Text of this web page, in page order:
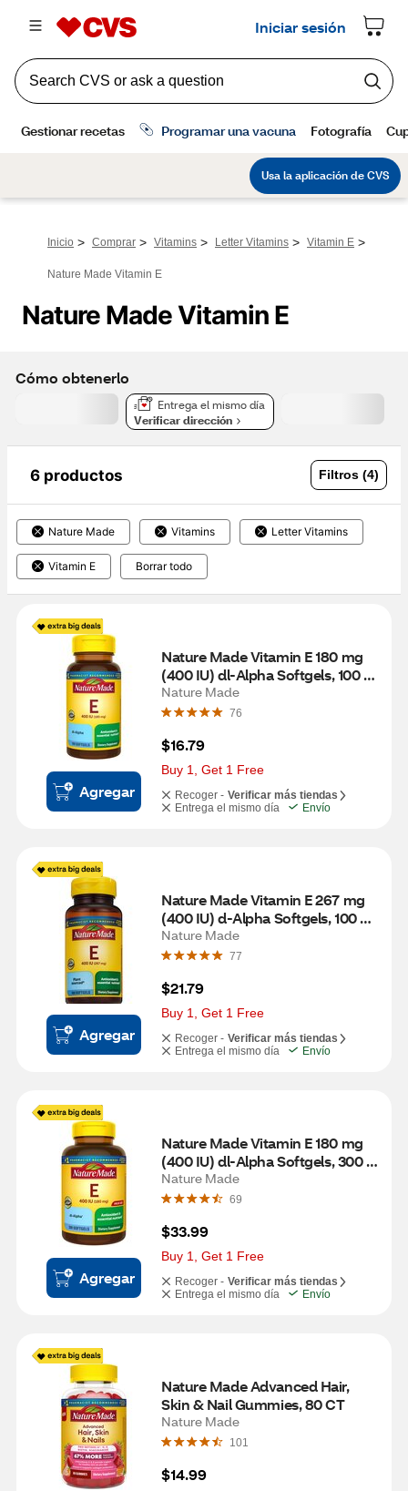
Inicio > Comprar > Vitamins > Letter Vitamins > Vitamin E >
Nature Made Vitamin E
Nature Made Vitamin E
Cómo obtenerlo
Entrega el mismo día
Verificar dirección
6 productos Filtros (4)
Nature Made Vitamins Letter Vitamins
Vitamin E Borrar todo
Agregar
Nature Made Vitamin E 180 mg
(400 IU) dl-Alpha Softgels, 100
CT
Nature Made
76
$16.79
Buy 1, Get 1 Free
Recoger - Verificar más tiendas
Entrega el mismo día
Envío
Agregar
Nature Made Vitamin E 267 mg
(400 IU) d-Alpha Softgels, 100
CT
Nature Made
77
$21.79
Buy 1, Get 1 Free
Recoger - Verificar más tiendas
Entrega el mismo día
Envío
Agregar
Nature Made Vitamin E 180 mg
(400 IU) dl-Alpha Softgels, 300
CT
Nature Made
69
$33.99
Buy 1, Get 1 Free
Recoger - Verificar más tiendas
Entrega el mismo día
Envío
Nature Made Advanced Hair,
Skin & Nail Gummies, 80 CT
Nature Made
101
$14.99